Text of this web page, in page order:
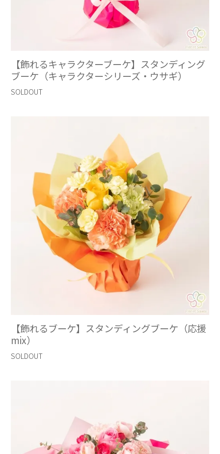
【飾れるキャラクターブーケ】スタンディング
ブーケ（キャラクターシリーズ・ウサギ）
SOLDOUT
【飾れるブーケ】スタンディングブーケ（応援
mix）
SOLDOUT